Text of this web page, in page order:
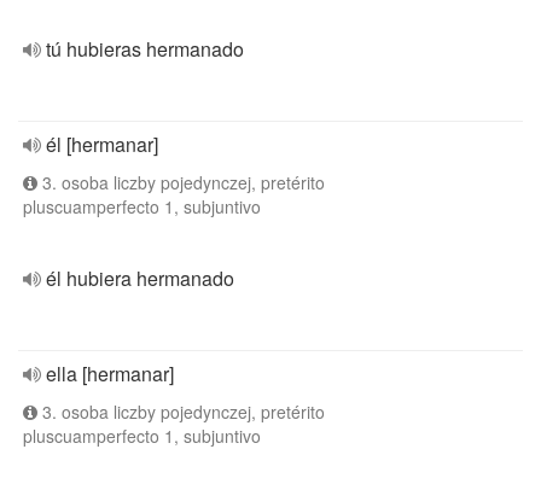
tú hubieras hermanado
él [hermanar]
3. osoba liczby pojedynczej, pretérito
pluscuamperfecto 1, subjuntivo
él hubiera hermanado
ella [hermanar]
3. osoba liczby pojedynczej, pretérito
pluscuamperfecto 1, subjuntivo